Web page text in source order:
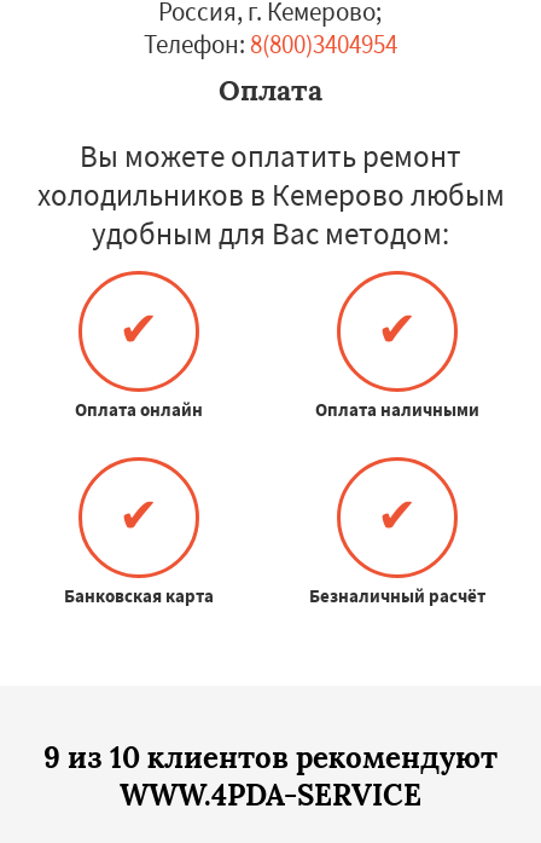
Россия, г. Кемерово;
Телефон: 8(800)3404954
Оплата
Вы можете оплатить ремонт
холодильников в Кемерово любым
удобным для Вас методом:
✔
Оплата онлайн
✔
Оплата наличными
✔
Банковская карта
✔
Безналичный расчёт
9 из 10 клиентов рекомендуют
WWW.4PDA-SERVICE